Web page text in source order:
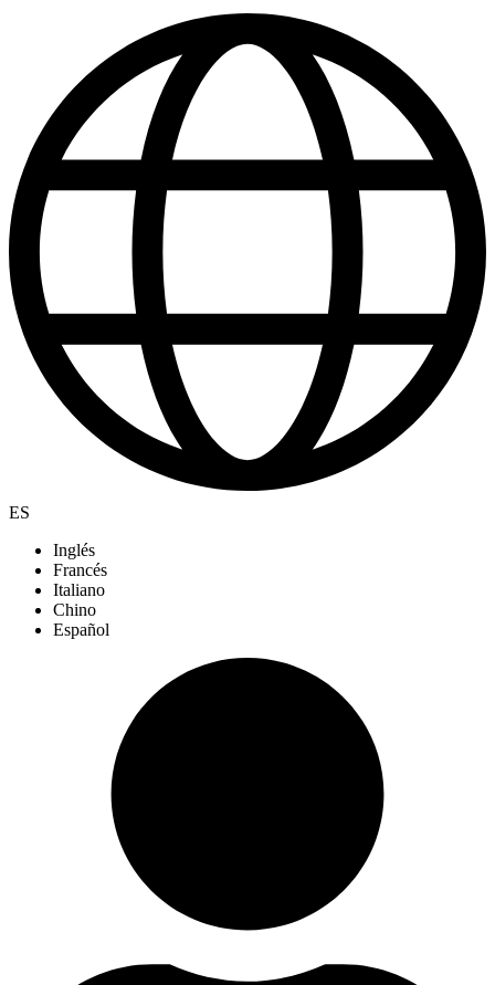
ES
Inglés
Francés
Italiano
Chino
Español